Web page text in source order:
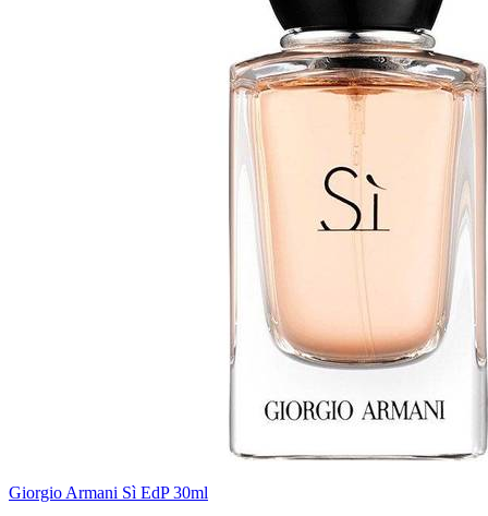
Giorgio Armani Sì EdP 30ml